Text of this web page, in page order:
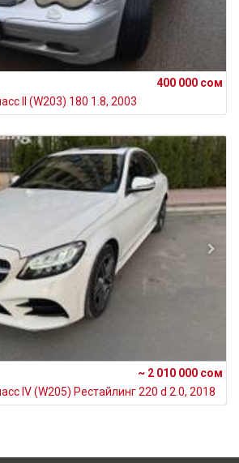
400 000 сом
II (W203) 180 1.8, 2003
~ 2 010 000 сом
IV (W205) Рестайлинг 220 d 2.0, 2018